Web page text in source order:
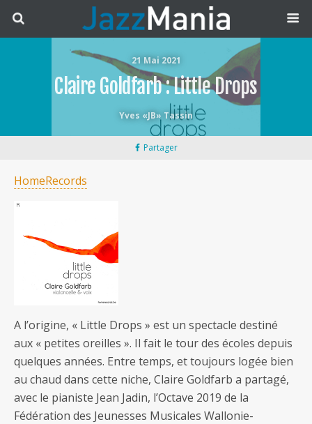
21 Mai 2021
Claire Goldfarb : Little Drops
Yves «JB» Tassin
Partager
HomeRecords
A l’origine, « Little Drops » est un spectacle destiné
aux « petites oreilles ». Il fait le tour des écoles depuis
quelques années. Entre temps, et toujours logée bien
au chaud dans cette niche, Claire Goldfarb a partagé,
avec le pianiste Jean Jadin, l’Octave 2019 de la
Fédération des Jeunesses Musicales Wallonie-